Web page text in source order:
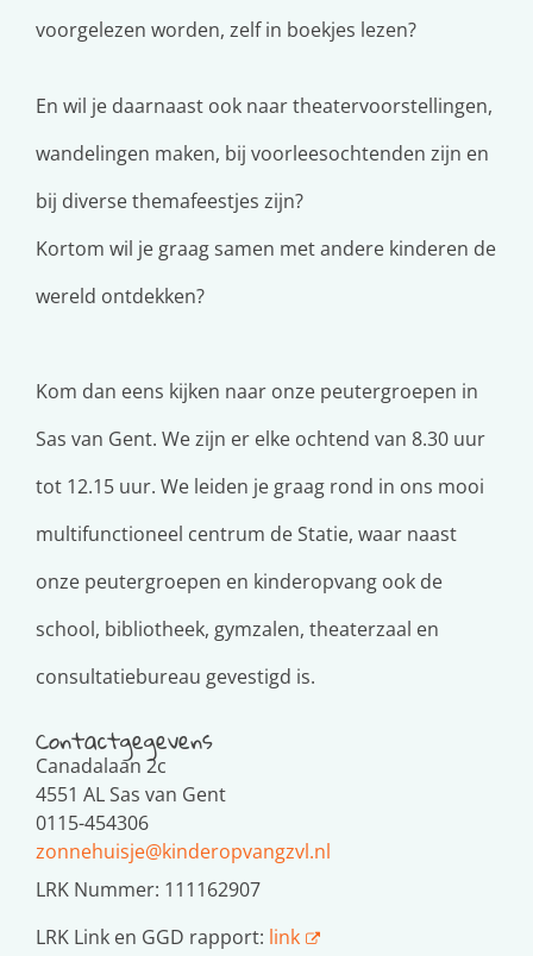
voorgelezen worden, zelf in boekjes lezen?
En wil je daarnaast ook naar theatervoorstellingen,
wandelingen maken, bij voorleesochtenden zijn en
bij diverse themafeestjes zijn?
Kortom wil je graag samen met andere kinderen de
wereld ontdekken?
Kom dan eens kijken naar onze peutergroepen in
Sas van Gent. We zijn er elke ochtend van 8.30 uur
tot 12.15 uur. We leiden je graag rond in ons mooi
multifunctioneel centrum de Statie, waar naast
onze peutergroepen en kinderopvang ook de
school, bibliotheek, gymzalen, theaterzaal en
consultatiebureau gevestigd is.
Contactgegevens
Canadalaan 2c
4551 AL Sas van Gent
0115-454306
zonnehuisje@kinderopvangzvl.nl
LRK Nummer: 111162907
LRK Link en GGD rapport: link